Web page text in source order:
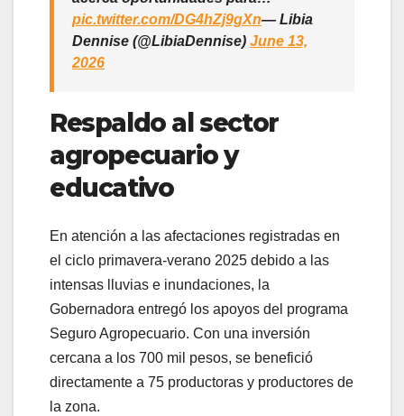
pic.twitter.com/DG4hZj9gXn— Libia
Dennise (@LibiaDennise) June 13,
2026
Respaldo al sector
agropecuario y
educativo
En atención a las afectaciones registradas en
el ciclo primavera-verano 2025 debido a las
intensas lluvias e inundaciones, la
Gobernadora entregó los apoyos del programa
Seguro Agropecuario. Con una inversión
cercana a los 700 mil pesos, se benefició
directamente a 75 productoras y productores de
la zona.